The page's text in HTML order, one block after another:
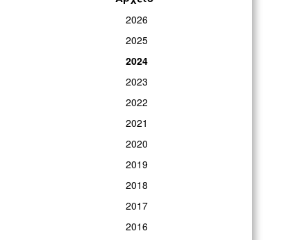
2026
2025
2024
2023
2022
2021
2020
2019
2018
2017
2016